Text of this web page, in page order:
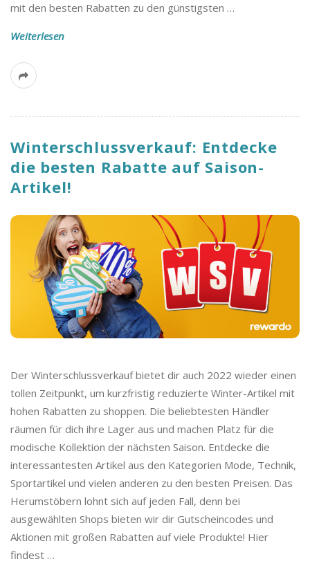
mit den besten Rabatten zu den günstigsten …
Weiterlesen
Winterschlussverkauf: Entdecke
die besten Rabatte auf Saison-
Artikel!
Der Winterschlussverkauf bietet dir auch 2022 wieder einen
tollen Zeitpunkt, um kurzfristig reduzierte Winter-Artikel mit
hohen Rabatten zu shoppen. Die beliebtesten Händler
räumen für dich ihre Lager aus und machen Platz für die
modische Kollektion der nächsten Saison. Entdecke die
interessantesten Artikel aus den Kategorien Mode, Technik,
Sportartikel und vielen anderen zu den besten Preisen. Das
Herumstöbern lohnt sich auf jeden Fall, denn bei
ausgewählten Shops bieten wir dir Gutscheincodes und
Aktionen mit großen Rabatten auf viele Produkte! Hier
findest …